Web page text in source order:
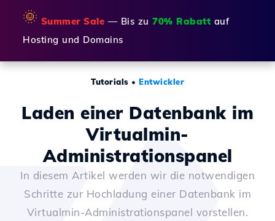
🌞 Summer Sale — Bis zu 70% Rabatt auf
Hosting und Domains
Tutorials • Entwickler
Laden einer Datenbank im
Virtualmin-
Administrationspanel
In diesem Artikel werden wir die notwendigen
Schritte zur Hochladung einer Datenbank im
Virtualmin-Administrationspanel vorstellen.